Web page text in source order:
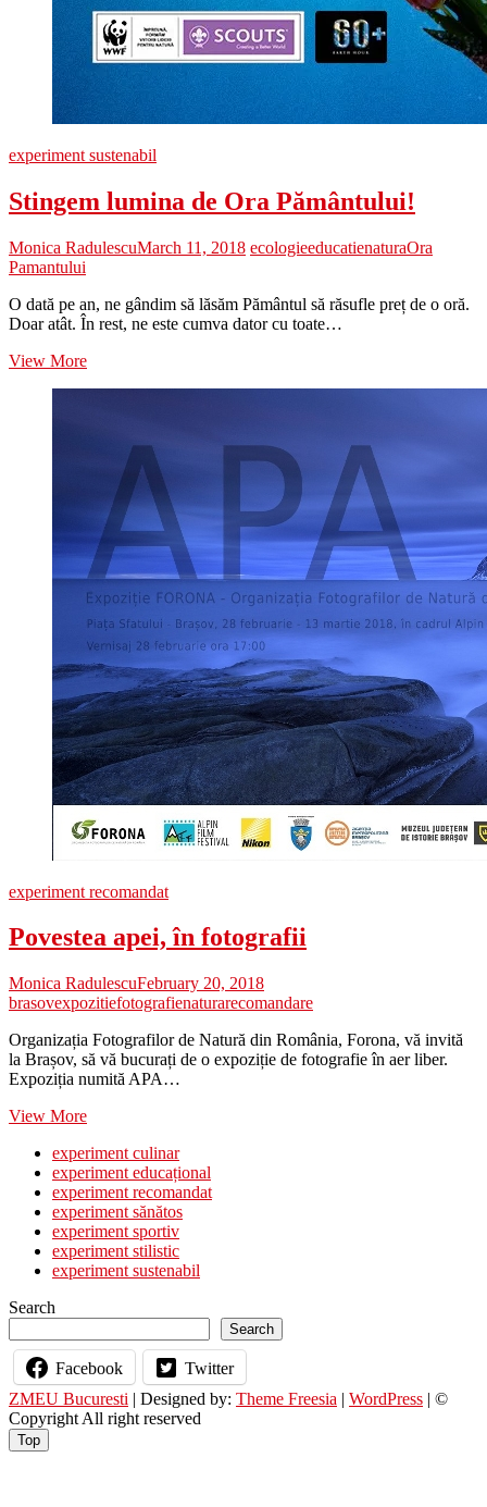
experiment sustenabil
Stingem lumina de Ora Pământului!
Monica RadulescuMarch 11, 2018 ecologieeducatienaturaOra
Pamantului
O dată pe an, ne gândim să lăsăm Pământul să răsufle preț de o oră.
Doar atât. În rest, ne este cumva dator cu toate…
View MoreStingem
experiment recomandat
Povestea apei, în fotografii
Monica RadulescuFebruary 20, 2018
brasovexpozitiefotografienaturarecomandare
Organizația Fotografilor de Natură din România, Forona, vă invită
la Brașov, să vă bucurați de o expoziție de fotografie în aer liber.
Expoziția numită APA…
View MorePovestea
în
fotografii
experiment culinar
experiment educațional
experiment recomandat
experiment sănătos
experiment sportiv
experiment stilistic
experiment sustenabil
Search
Search
Facebook
Twitter
ZMEU Bucuresti | Designed by: Theme Freesia | WordPress | ©
Copyright All right reserved
Top